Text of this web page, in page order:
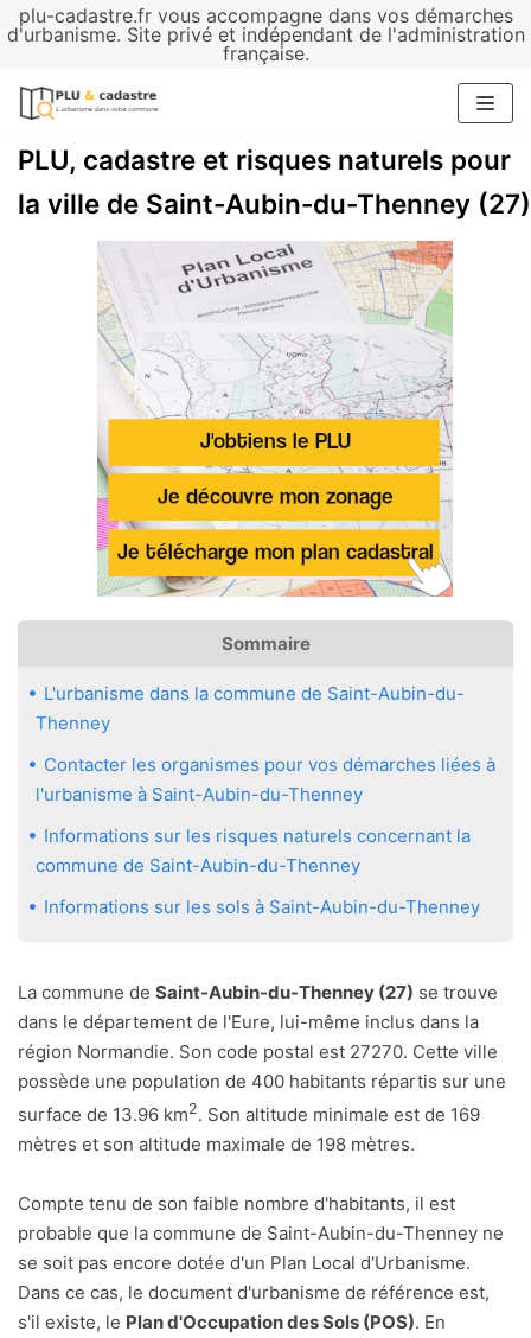
plu-cadastre.fr vous accompagne dans vos démarches
d'urbanisme. Site privé et indépendant de l'administration
française.
Aller
contenu
PLU, cadastre et risques naturels pour
la ville de Saint-Aubin-du-Thenney (27)
Sommaire
L'urbanisme dans la commune de Saint-Aubin-du-
Thenney
Contacter les organismes pour vos démarches liées à
l'urbanisme à Saint-Aubin-du-Thenney
Informations sur les risques naturels concernant la
commune de Saint-Aubin-du-Thenney
Informations sur les sols à Saint-Aubin-du-Thenney
La commune de Saint-Aubin-du-Thenney (27) se trouve
dans le département de l'Eure, lui-même inclus dans la
région Normandie. Son code postal est 27270. Cette ville
possède une population de 400 habitants répartis sur une
surface de 13.96 km2. Son altitude minimale est de 169
mètres et son altitude maximale de 198 mètres.
Compte tenu de son faible nombre d'habitants, il est
probable que la commune de Saint-Aubin-du-Thenney ne
se soit pas encore dotée d'un Plan Local d'Urbanisme.
Dans ce cas, le document d'urbanisme de référence est,
s'il existe, le Plan d'Occupation des Sols (POS). En